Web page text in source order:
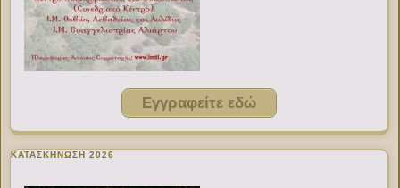
Εγγραφείτε εδώ
ΚΑΤΑΣΚΗΝΩΣΗ 2026